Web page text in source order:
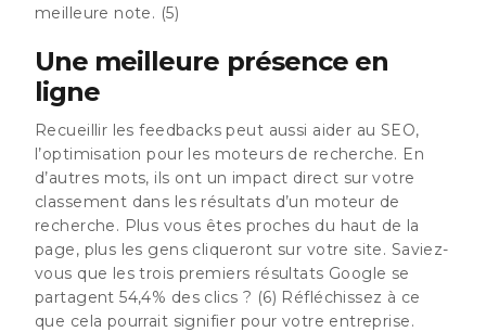
meilleure note. (5)
Une meilleure présence en
ligne
Recueillir les feedbacks peut aussi aider au SEO,
l’optimisation pour les moteurs de recherche. En
d’autres mots, ils ont un impact direct sur votre
classement dans les résultats d’un moteur de
recherche. Plus vous êtes proches du haut de la
page, plus les gens cliqueront sur votre site. Saviez-
vous que les trois premiers résultats Google se
partagent 54,4% des clics ? (6) Réfléchissez à ce
que cela pourrait signifier pour votre entreprise.